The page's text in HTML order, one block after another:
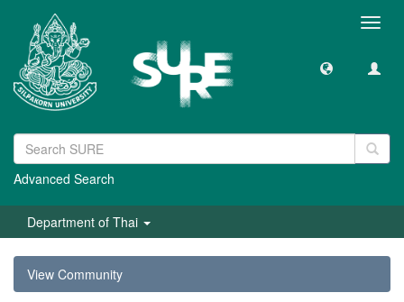
Advanced Search
Department of Thai
View Community